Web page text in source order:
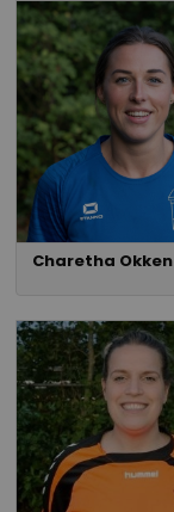
Charetha Okken